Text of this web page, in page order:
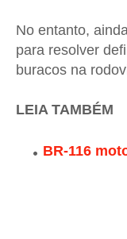
No entanto,
para resolver
buracos na
LEIA TAMBÉM
BR-116